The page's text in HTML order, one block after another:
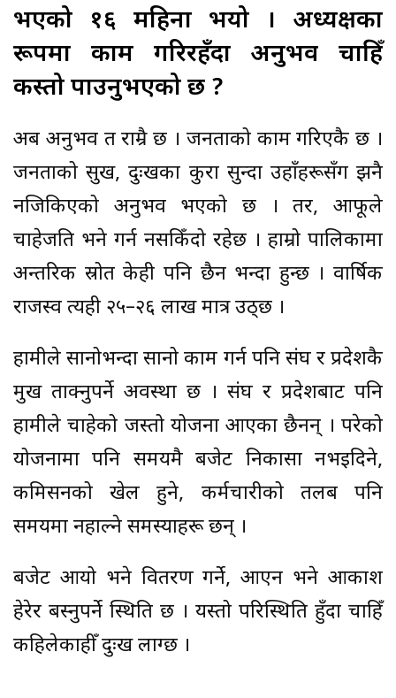
भएको १६ महिना भयो । अध्यक्षका
रूपमा काम गरिरहँदा अनुभव चाहिँ
कस्तो पाउनुभएको छ ?
अब अनुभव त राम्रै छ । जनताको काम गरिएकै छ ।
जनताको सुख, दुःखका कुरा सुन्दा उहाँहरूसँग झनै
नजिकिएको अनुभव भएको छ । तर, आफूले
चाहेजति भने गर्न नसकिँदो रहेछ । हाम्रो पालिकामा
अन्तरिक स्रोत केही पनि छैन भन्दा हुन्छ । वार्षिक
राजस्व त्यही २५–२६ लाख मात्र उठ्छ ।
हामीले सानोभन्दा सानो काम गर्न पनि संघ र प्रदेशकै
मुख ताक्नुपर्ने अवस्था छ । संघ र प्रदेशबाट पनि
हामीले चाहेको जस्तो योजना आएका छैनन् । परेको
योजनामा पनि समयमै बजेट निकासा नभइदिने,
कमिसनको खेल हुने, कर्मचारीको तलब पनि
समयमा नहाल्ने समस्याहरू छन् ।
बजेट आयो भने वितरण गर्ने, आएन भने आकाश
हेरेर बस्नुपर्ने स्थिति छ । यस्तो परिस्थिति हुँदा चाहिँ
कहिलेकाहीँ दुःख लाग्छ ।